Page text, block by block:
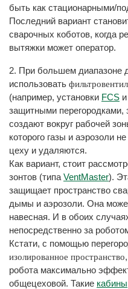
быть как стационарными/
Последний вариант
сварочных коботов, когда
вытяжки может оператор.
2. При большем диапазоне
использовать
(например, установки FCS и
защитными
создают вокруг рабочей
которого газы и аэрозоли
цеху и удаляются.
Как вариант, стоит
зонтов (типа VentMaster).
защищает пространство
дымы и аэрозоли. Она
навесная. И в обоих
непосредственно за
Кстати, с помощью
изолированное пространство
робота максимально
общецеховой. Такие кабины